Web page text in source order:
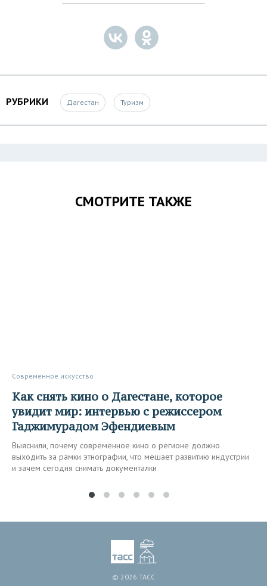
РУБРИКИ Дагестан Туризм
СМОТРИТЕ ТАКЖЕ
Современное искусство
Как снять кино о Дагестане, которое
увидит мир: интервью с режиссером
Гаджимурадом Эфендиевым
Выяснили, почему современное кино о регионе должно
выходить за рамки этнографии, что мешает развитию индустрии
и зачем сегодня снимать документалки
© 2026 ТАСС